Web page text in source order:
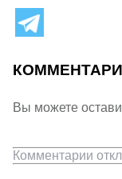
Вы можете
Комментарии